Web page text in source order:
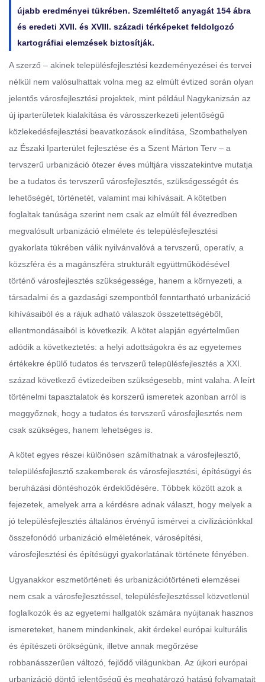
újabb eredményei tükrében. Szemléltető anyagát 154 ábra
és eredeti XVII. és XVIII. századi térképeket feldolgozó
kartográfiai elemzések biztosítják.
A szerző – akinek településfejlesztési kezdeményezései és tervei
nélkül nem valósulhattak volna meg az elmúlt évtized során olyan
jelentős városfejlesztési projektek, mint például Nagykanizsán az
új iparterületek kialakítása és városszerkezeti jelentőségű
közlekedésfejlesztési beavatkozások elindítása, Szombathelyen
az Északi Iparterület fejlesztése és a Szent Márton Terv – a
tervszerű urbanizáció ötezer éves múltjára visszatekintve mutatja
be a tudatos és tervszerű városfejlesztés, szükségességét és
lehetőségét, történetét, valamint mai kihívásait. A kötetben
foglaltak tanúsága szerint nem csak az elmúlt fél évezredben
megvalósult urbanizáció elmélete és településfejlesztési
gyakorlata tükrében válik nyilvánvalóvá a tervszerű, operatív, a
közszféra és a magánszféra strukturált együttműködésével
történő városfejlesztés szükségessége, hanem a környezeti, a
társadalmi és a gazdasági szempontból fenntartható urbanizáció
kihívásaiból és a rájuk adható válaszok összetettségéből,
ellentmondásaiból is következik. A kötet alapján egyértelműen
adódik a következtetés: a helyi adottságokra és az egyetemes
értékekre épülő tudatos és tervszerű településfejlesztés a XXI.
század következő évtizedeiben szükségesebb, mint valaha. A leírt
történelmi tapasztalatok és korszerű ismeretek azonban arról is
meggyőznek, hogy a tudatos és tervszerű városfejlesztés nem
csak szükséges, hanem lehetséges is.
A kötet egyes részei különösen számíthatnak a városfejlesztő,
településfejlesztő szakemberek és városfejlesztési, építésügyi és
beruházási döntéshozók érdeklődésére. Többek között azok a
fejezetek, amelyek arra a kérdésre adnak választ, hogy melyek a
jó településfejlesztés általános érvényű ismérvei a civilizációnkkal
összefonódó urbanizáció elméletének, városépítési,
városfejlesztési és építésügyi gyakorlatának története fényében.
Ugyanakkor eszmetörténeti és urbanizációtörténeti elemzései
nem csak a városfejlesztéssel, településfejlesztéssel közvetlenül
foglalkozók és az egyetemi hallgatók számára nyújtanak hasznos
ismereteket, hanem mindenkinek, akit érdekel európai kulturális
és építészeti örökségünk, illetve annak megőrzése
robbanásszerűen változó, fejlődő világunkban. Az újkori európai
urbanizáció döntő jelentőségű és meghatározó hatású folyamatait